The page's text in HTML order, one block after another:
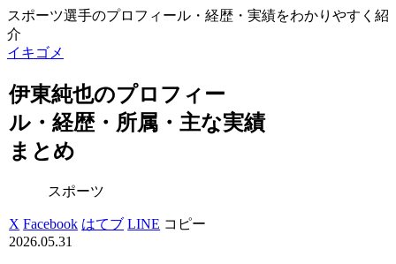
スポーツ選手のプロフィール・経歴・実績をわかりやすく紹
介
イキゴメ
伊東純也のプロフィー
ル・経歴・所属・主な実績
まとめ
スポーツ
X Facebook はてブ LINE コピー
2026.05.31